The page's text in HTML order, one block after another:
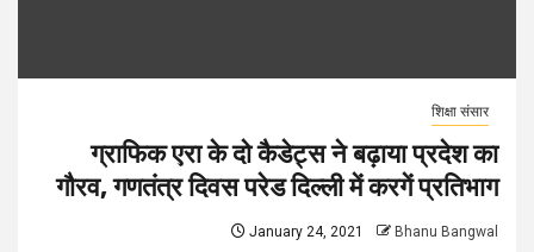
शिक्षा संसार
ग्राफिक एरा के दो कैडेट्स ने बढ़ाया प्रदेश का
गौरव, गणतंत्र दिवस परेड दिल्ली में करगें प्रतिभाग
January 24, 2021 Bhanu Bangwal